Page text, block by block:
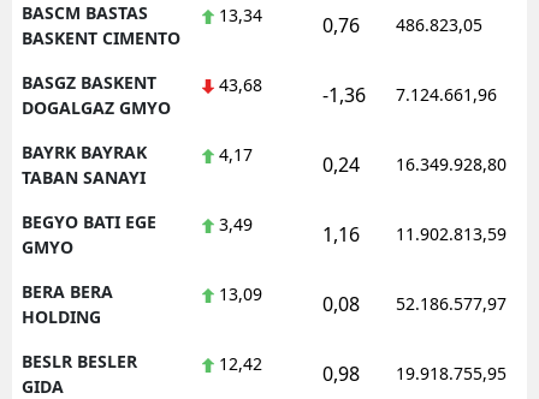
BASCM BASTAS
BASKENT CIMENTO
13,34 0,76 486.823,05
BASGZ BASKENT
DOGALGAZ GMYO
43,68 -1,36 7.124.661,96
BAYRK BAYRAK
TABAN SANAYI
4,17 0,24 16.349.928,80
BEGYO BATI EGE
GMYO
3,49 1,16 11.902.813,59
BERA BERA
HOLDING
13,09 0,08 52.186.577,97
BESLR BESLER
GIDA
12,42 0,98 19.918.755,95